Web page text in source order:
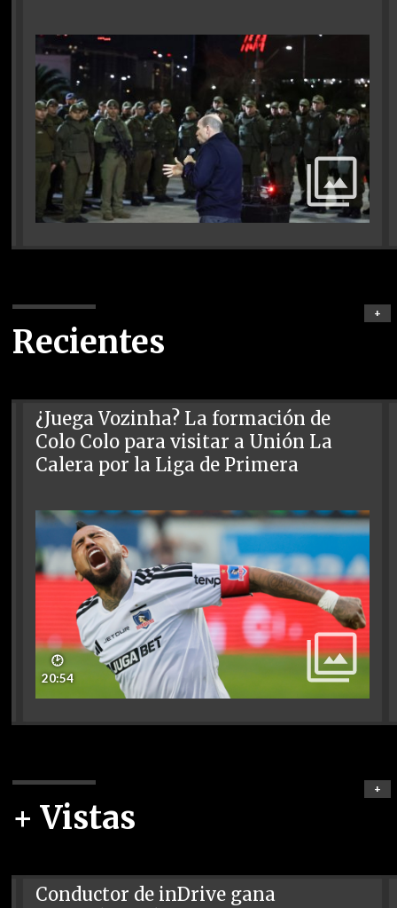
Recientes
+
¿Juega Vozinha? La formación de
Colo Colo para visitar a Unión La
Calera por la Liga de Primera
🕑
20:54
+ Vistas
+
Conductor de inDrive gana